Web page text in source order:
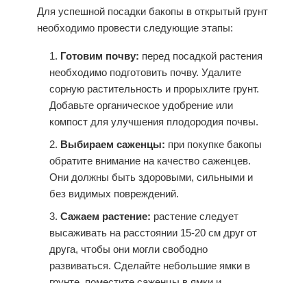
Для успешной посадки бакопы в открытый грунт
необходимо провести следующие этапы:
Готовим почву: перед посадкой растения
необходимо подготовить почву. Удалите
сорную растительность и прорыхлите грунт.
Добавьте органическое удобрение или
компост для улучшения плодородия почвы.
Выбираем саженцы: при покупке бакопы
обратите внимание на качество саженцев.
Они должны быть здоровыми, сильными и
без видимых повреждений.
Сажаем растение: растение следует
высаживать на расстоянии 15-20 см друг от
друга, чтобы они могли свободно
развиваться. Сделайте небольшие ямки в